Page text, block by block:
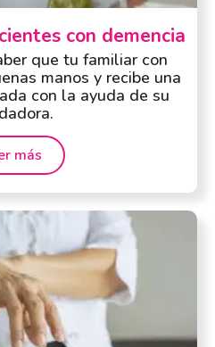
con demencia
que tu familiar con
manos y recibe una
con la ayuda de su
más